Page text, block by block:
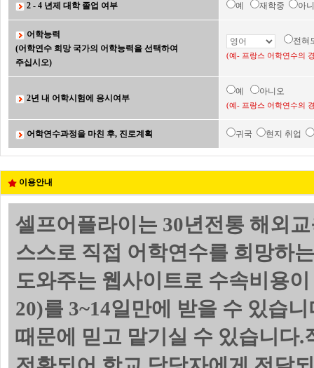
2 - 4 년제 대학 졸업 여부 예 재학중 아
어학능력
(어학연수 희망 국가의 어학능력을 선택하여
주십시오)
전
(예- 프랑스 어학연수의
2년 내 어학시험에 응시여부
예 아니오
(예- 프랑스 어학연수의
어학연수과정을 마친 후, 진로계획 귀국 현지 취업
이용안내
셀프어플라이는 30년전통 해외
스스로 직접 어학연수를 희망하
도와주는 웹사이트로 수속비용
20)를 3~14일만에 받을 수 있습
때문에 믿고 맡기실 수 있습니다.